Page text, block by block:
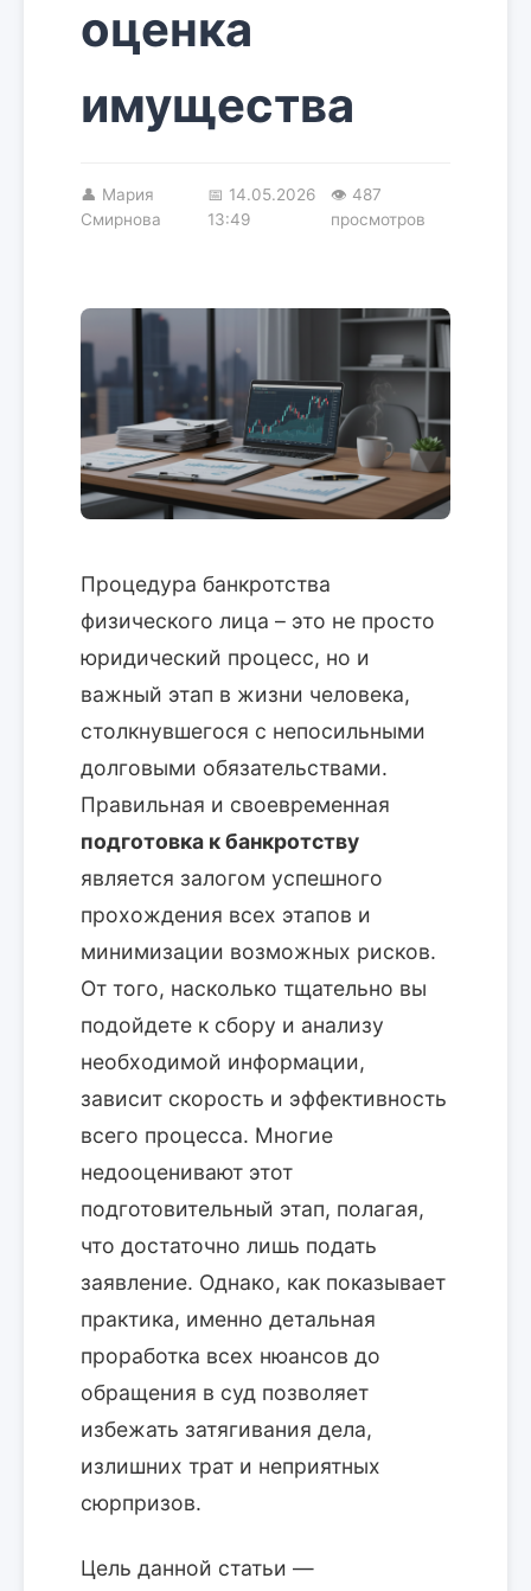
оценка
имущества
👤 Мария
Смирнова
📅 14.05.2026
13:49
👁 487
просмотров
Процедура банкротства
физического лица – это не просто
юридический процесс, но и
важный этап в жизни человека,
столкнувшегося с непосильными
долговыми обязательствами.
Правильная и своевременная
подготовка к банкротству
является залогом успешного
прохождения всех этапов и
минимизации возможных рисков.
От того, насколько тщательно вы
подойдете к сбору и анализу
необходимой информации,
зависит скорость и эффективность
всего процесса. Многие
недооценивают этот
подготовительный этап, полагая,
что достаточно лишь подать
заявление. Однако, как показывает
практика, именно детальная
проработка всех нюансов до
обращения в суд позволяет
избежать затягивания дела,
излишних трат и неприятных
сюрпризов.
Цель данной статьи —